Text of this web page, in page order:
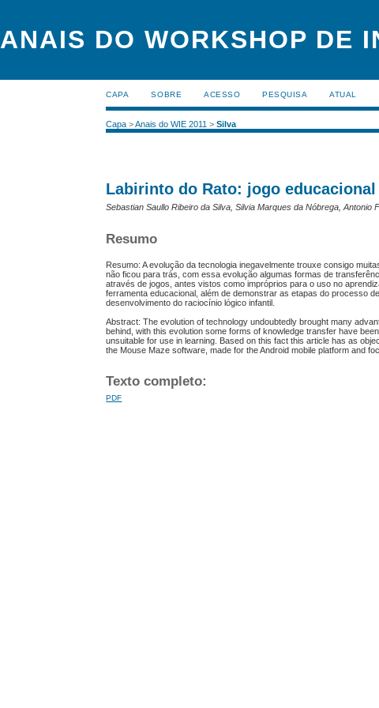
ANAIS DO WORKSHOP DE
CAPA SOBRE ACESSO PESQUISA ATUAL
Capa >Anais do WIE 2011 >Silva
Labirinto do Rato: jogo
Sebastian Saullo Ribeiro da Silva, Silvia Marques da Nóbrega, Antonio
Resumo
Resumo: A evolução da tecnologia inegavelmente trouxe consigo
não ficou para trás, com essa evolução algumas formas de
através de jogos, antes vistos como impróprios para o uso no
ferramenta educacional, além de demonstrar as etapas do processo
desenvolvimento do raciocínio lógico infantil.
Abstract: The evolution of technology undoubtedly brought many
behind, with this evolution some forms of knowledge transfer have
unsuitable for use in learning. Based on this fact this article has as
the Mouse Maze software, made for the Android mobile platform and
Texto completo:
PDF